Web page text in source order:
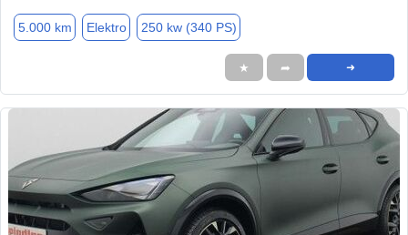
5.000 km Elektro 250 kw (340 PS)
★ ➦ ➜